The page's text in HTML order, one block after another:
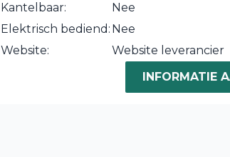
Kantelbaar:
Nee
Elektrisch bediend: Nee
Website:
Website leverancier
INFORMATIE